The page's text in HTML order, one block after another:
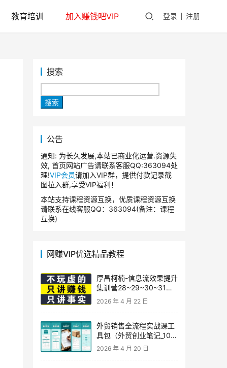
教育培训 加入赚钱吧VIP 登录 注册
搜索
搜索
公告
通知: 为长久发展,本站已商业化运营.资源失
效, 首页网站广告请联系客服QQ:363094处
理!VIP会员请加入VIP群，提供付款记录截
图拉入群,享受VIP福利！
本站支持课程资源互换，优质课程资源互换
请联系在线客服QQ：363094(备注：课程
互换)
网赚VIP优选精品教程
厚昌柯楠-信息流效果提升
集训营28~29~30~31
期，智能投放·巨量AD/百
度优化·AI提效指南
2026 年 4 月 22 日
外贸销售全流程实战课工
具包（外贸创业笔记_10年
外贸经验）
2026 年 4 月 20 日